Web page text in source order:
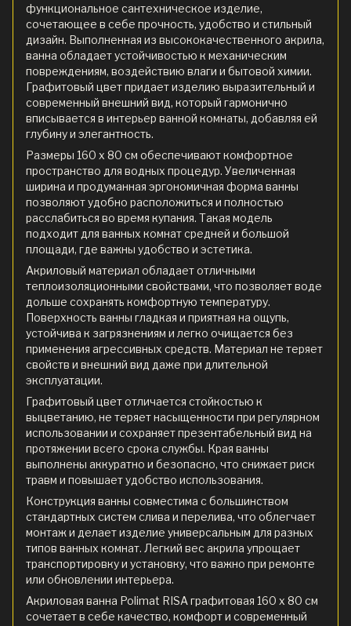
функциональное сантехническое изделие,
сочетающее в себе прочность, удобство и стильный
дизайн. Выполненная из высококачественного акрила,
ванна обладает устойчивостью к механическим
повреждениям, воздействию влаги и бытовой химии.
Графитовый цвет придает изделию выразительный и
современный внешний вид, который гармонично
вписывается в интерьер ванной комнаты, добавляя ей
глубину и элегантность.
Размеры 160 x 80 см обеспечивают комфортное
пространство для водных процедур. Увеличенная
ширина и продуманная эргономичная форма ванны
позволяют удобно расположиться и полностью
расслабиться во время купания. Такая модель
подходит для ванных комнат средней и большой
площади, где важны удобство и эстетика.
Акриловый материал обладает отличными
теплоизоляционными свойствами, что позволяет воде
дольше сохранять комфортную температуру.
Поверхность ванны гладкая и приятная на ощупь,
устойчива к загрязнениям и легко очищается без
применения агрессивных средств. Материал не теряет
свойств и внешний вид даже при длительной
эксплуатации.
Графитовый цвет отличается стойкостью к
выцветанию, не теряет насыщенности при регулярном
использовании и сохраняет презентабельный вид на
протяжении всего срока службы. Края ванны
выполнены аккуратно и безопасно, что снижает риск
травм и повышает удобство использования.
Конструкция ванны совместима с большинством
стандартных систем слива и перелива, что облегчает
монтаж и делает изделие универсальным для разных
типов ванных комнат. Легкий вес акрила упрощает
транспортировку и установку, что важно при ремонте
или обновлении интерьера.
Акриловая ванна Polimat RISA графитовая 160 x 80 см
сочетает в себе качество, комфорт и современный